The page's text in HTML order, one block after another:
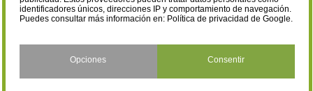
identificadores únicos, direcciones IP y comportamiento de navegación.
Puedes consultar más información en: Política de privacidad de Google.
Opciones Consentir